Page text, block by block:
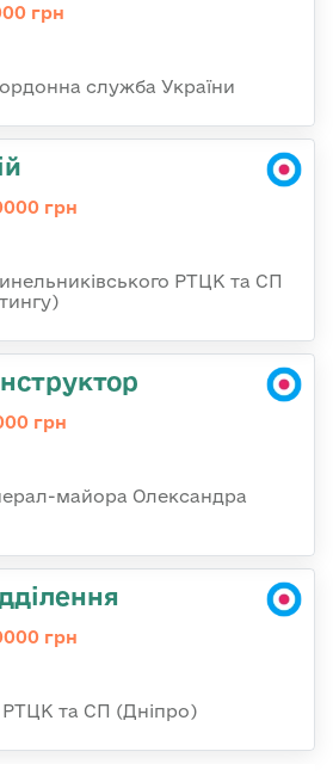
грн
служба України
грн
РТЦК та СП
грн
майора Олександра
грн
РТЦК та СП (Дніпро)